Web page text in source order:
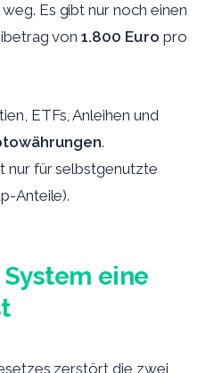
Es gibt nur noch einen
von1.800 Euro pro
ETFs, Anleihen und
.
nur für selbstgenutzte
Anteile).
eine
zerstört die zwei